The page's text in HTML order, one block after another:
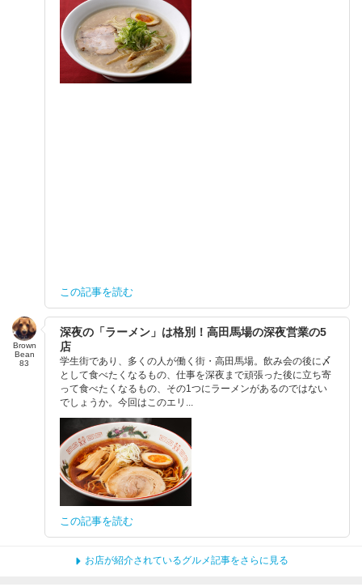
この記事を読む
Brown
Bean
83
深夜の「ラーメン」は格別！高田馬場の深夜営業の5
店
学生街であり、多くの人が働く街・高田馬場。飲み会の後に〆
として食べたくなるもの、仕事を深夜まで頑張った後に立ち寄
って食べたくなるもの、その1つにラーメンがあるのではない
でしょうか。今回はこのエリ...
この記事を読む
お店が紹介されているグルメ記事をさらに見る